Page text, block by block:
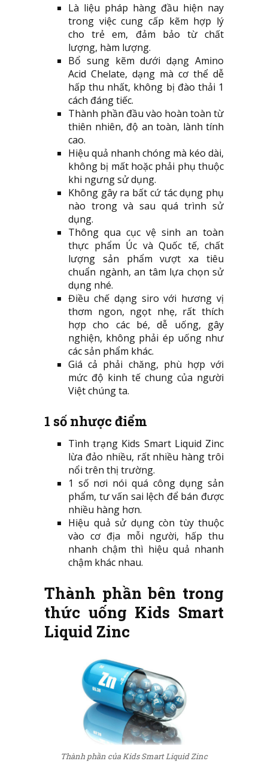
Là liệu pháp hàng đầu hiện nay
trong việc cung cấp kẽm hợp lý
cho trẻ em, đảm bảo từ chất
lượng, hàm lượng.
Bổ sung kẽm dưới dạng Amino
Acid Chelate, dạng mà cơ thể dễ
hấp thu nhất, không bị đào thải 1
cách đáng tiếc.
Thành phần đầu vào hoàn toàn từ
thiên nhiên, độ an toàn, lành tính
cao.
Hiệu quả nhanh chóng mà kéo dài,
không bị mất hoặc phải phụ thuộc
khi ngưng sử dụng.
Không gây ra bất cứ tác dụng phụ
nào trong và sau quá trình sử
dụng.
Thông qua cục vệ sinh an toàn
thực phẩm Úc và Quốc tế, chất
lượng sản phẩm vượt xa tiêu
chuẩn ngành, an tâm lựa chọn sử
dụng nhé.
Điều chế dạng siro với hương vị
thơm ngon, ngọt nhẹ, rất thích
hợp cho các bé, dễ uống, gây
nghiện, không phải ép uống như
các sản phẩm khác.
Giá cả phải chăng, phù hợp với
mức độ kinh tế chung của người
Việt chúng ta.
1 số nhược điểm
Tình trạng Kids Smart Liquid Zinc
lừa đảo nhiều, rất nhiều hàng trôi
nổi trên thị trường.
1 số nơi nói quá công dụng sản
phẩm, tư vấn sai lệch để bán được
nhiều hàng hơn.
Hiệu quả sử dụng còn tùy thuộc
vào cơ địa mỗi người, hấp thu
nhanh chậm thì hiệu quả nhanh
chậm khác nhau.
Thành phần bên trong
thức uống Kids Smart
Liquid Zinc
Thành phần của Kids Smart Liquid Zinc